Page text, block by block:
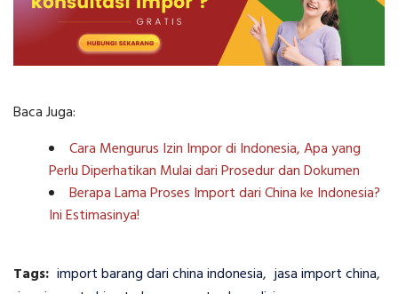
Baca Juga:
Cara Mengurus Izin Impor di Indonesia, Apa yang
Perlu Diperhatikan Mulai dari Prosedur dan Dokumen
Berapa Lama Proses Import dari China ke Indonesia?
Ini Estimasinya!
Tags: import barang dari china indonesia, jasa import china,